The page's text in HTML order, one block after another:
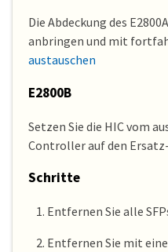
Die Abdeckung des
anbringen und mit
austauschen
E2800B
Setzen Sie die HIC vom
Controller auf den
Schritte
Entfernen Sie alle
Entfernen Sie mit